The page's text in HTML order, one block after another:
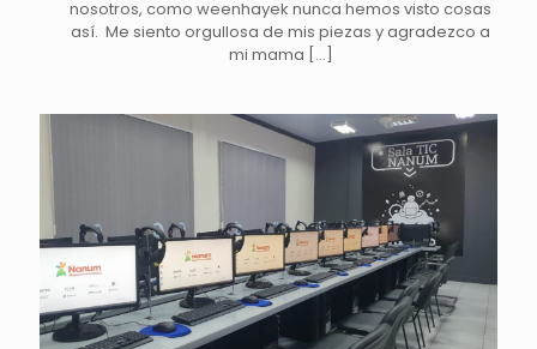
nosotros, como weenhayek nunca hemos visto cosas
así. Me siento orgullosa de mis piezas y agradezco a
mi mama […]